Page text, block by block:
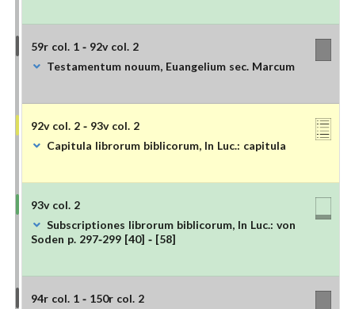
59r col. 1 - 92v col. 2
Testamentum nouum, Euangelium sec. Marcum
92v col. 2 - 93v col. 2
Capitula librorum biblicorum, In Luc.: capitula
93v col. 2
Subscriptiones librorum biblicorum, In Luc.: von
Soden p. 297-299 [40] - [58]
94r col. 1 - 150r col. 2